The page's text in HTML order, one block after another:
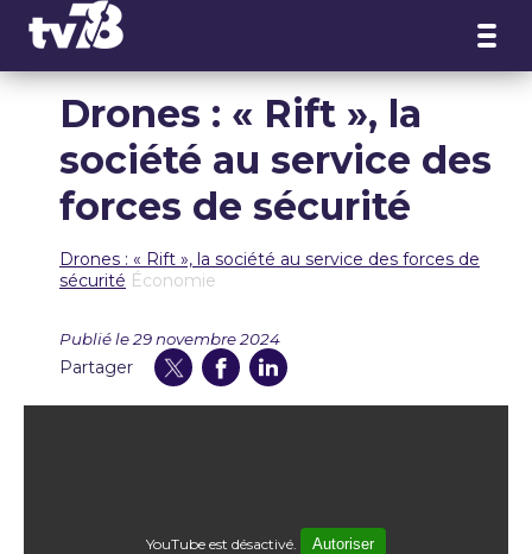
Drones : « Rift », la
société au service des
forces de sécurité
Drones : « Rift », la société au service des forces de
sécurité Économie
Publié le 29 novembre 2024
Partager
YouTube est désactivé. Autoriser
Panneau de gestion des cookies